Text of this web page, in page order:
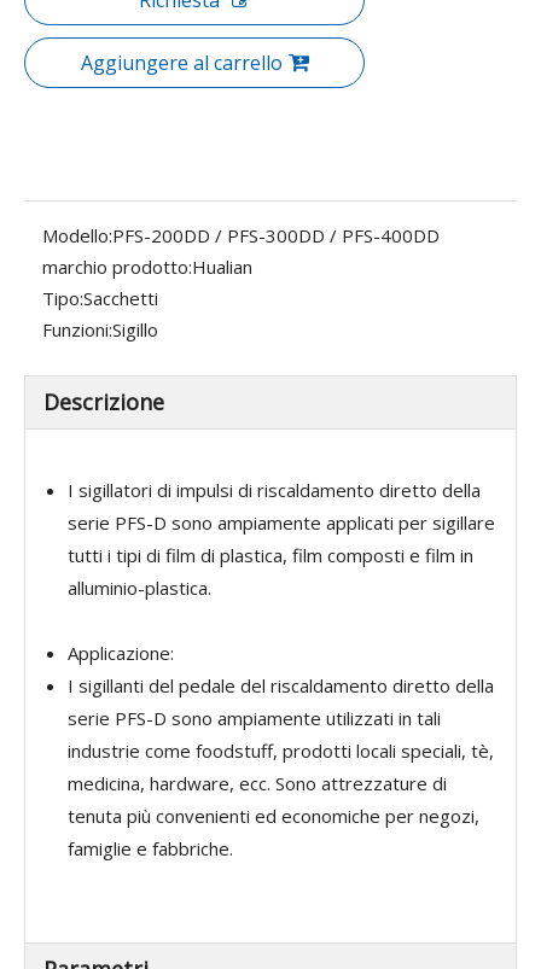
Aggiungere al carrello
Modello:PFS-200DD / PFS-300DD / PFS-400DD
marchio prodotto:Hualian
Tipo:Sacchetti
Funzioni:Sigillo
Descrizione
I sigillatori di impulsi di riscaldamento diretto della
serie PFS-D sono ampiamente applicati per sigillare
tutti i tipi di film di plastica, film composti e film in
alluminio-plastica.
Applicazione:
I sigillanti del pedale del riscaldamento diretto della
serie PFS-D sono ampiamente utilizzati in tali
industrie come foodstuff, prodotti locali speciali, tè,
medicina, hardware, ecc. Sono attrezzature di
tenuta più convenienti ed economiche per negozi,
famiglie e fabbriche.